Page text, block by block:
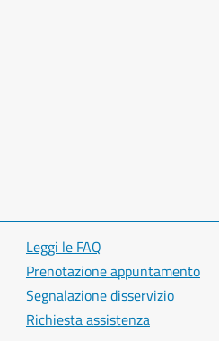
Leggi le FAQ
Prenotazione appuntamento
Segnalazione disservizio
Richiesta assistenza